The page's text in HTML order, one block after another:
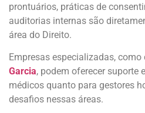
prontuários, práticas de
auditorias internas são
área do Direito.
Empresas especializadas, como
Garcia, podem oferecer suporte
médicos quanto para gestores
desafios nessas áreas.